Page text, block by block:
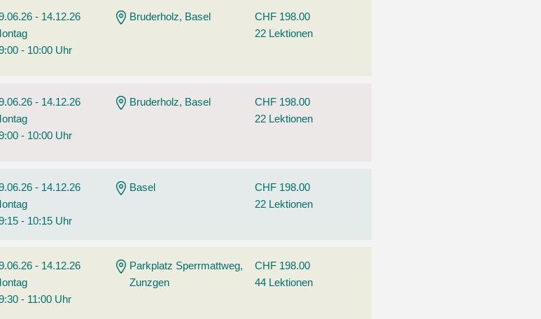
- 14.12.26
- 10:00 Uhr
Bruderholz, Basel
CHF 198.00
22 Lektionen
- 14.12.26
- 10:00 Uhr
Bruderholz, Basel
CHF 198.00
22 Lektionen
- 14.12.26
- 10:15 Uhr
Basel
CHF 198.00
22 Lektionen
- 14.12.26
- 11:00 Uhr
Parkplatz Sperrmattweg,
Zunzgen
CHF 198.00
44 Lektionen